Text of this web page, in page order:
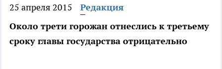
25 апреля 2015
Редакция
Около трети горожан отнеслись к третьему
сроку главы государства отрицательно